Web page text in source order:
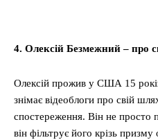
4. Олексій Безмежний – про
Олексій прожив у США 15
знімає відеоблоги про свій
спостереження. Він не просто
він фільтрує його крізь призму